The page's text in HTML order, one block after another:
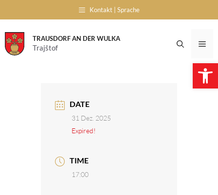
to
content
Kontakt | Sprache
TRAUSDORF AN DER WULKA
Trajštof
DATE
31 Dez. 2025
Expired!
TIME
17:00